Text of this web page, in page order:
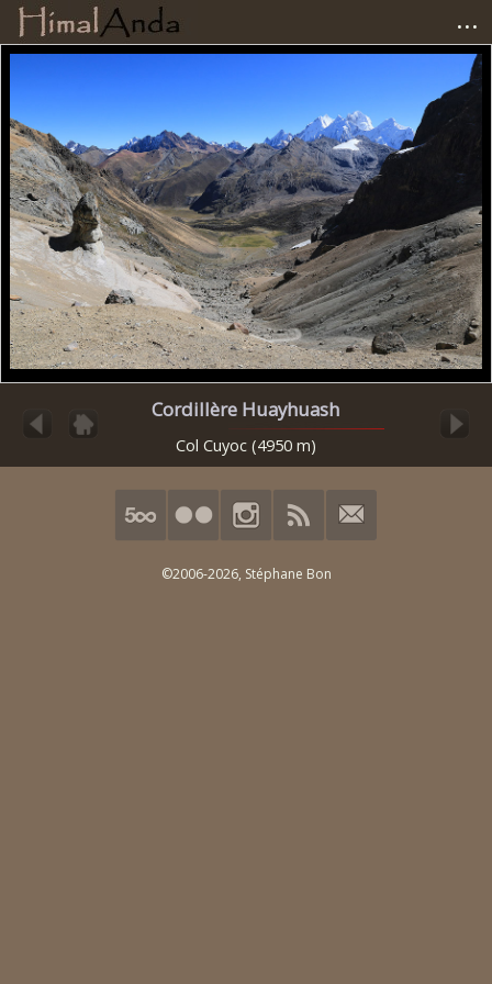
...
Accueil
Photographies
Carnets de voyage
Matériel
Avis et tests
Liens
Cordillère Huayhuash
Col Cuyoc (4950 m)
©2006-2026, Stéphane Bon